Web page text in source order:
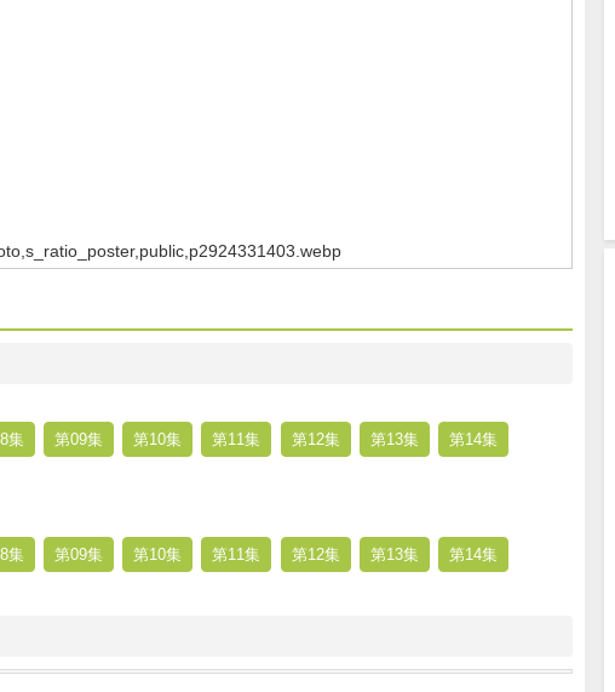
集 第09集 第10集 第11集 第12集 第13集 第14集
集 第09集 第10集 第11集 第12集 第13集 第14集